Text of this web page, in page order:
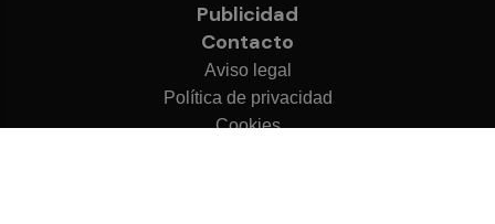
Publicidad
Contacto
Aviso legal
Política de privacidad
Cookies